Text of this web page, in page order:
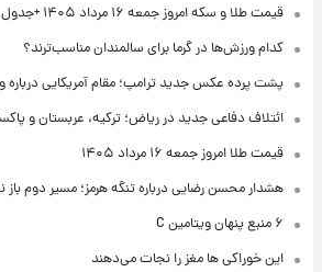
قیمت طلا و سکه امروز جمعه ۱۶ مرداد ۱۴۰۵ +جدول
کدام ورزش‌ها در گرما برای سالمندان مناسب‌ترند؟
پشت پرده عکس جدید ترامپ؛ مقام آمریکایی
ائتلاف دفاعی جدید در ریاض؛ ترکیه، عربستان و
قیمت طلا امروز جمعه ۱۶ مرداد ۱۴۰۵
هشدار محسن رضایی درباره تنگه هرمز؛ مسیر دوم
۶ منبع پنهان ویتامین C
این خوراکی ها مغز را نجات می‌دهند